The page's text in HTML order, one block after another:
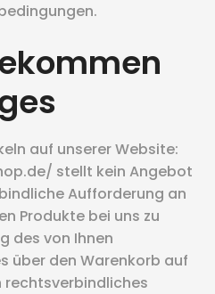
auf unserer Website:
stellt kein Angebot
Aufforderung an
Produkte bei uns zu
des von Ihnen
über den Warenkorb auf
rechtsverbindliches